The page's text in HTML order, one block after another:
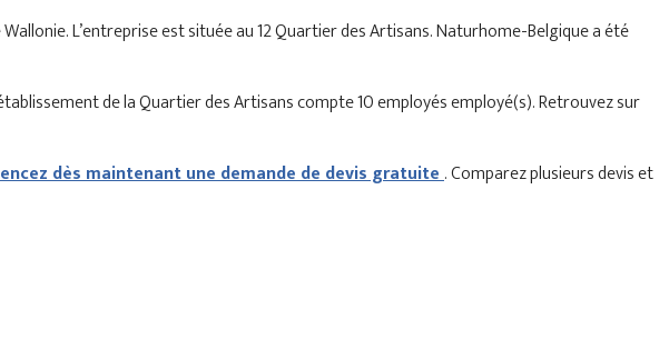
L’entreprise est située au 12 Quartier des Artisans. Naturhome-Belgique a été
de la Quartier des Artisans compte 10 employés employé(s). Retrouvez sur
dès maintenant une demande de devis gratuite. Comparez plusieurs devis et